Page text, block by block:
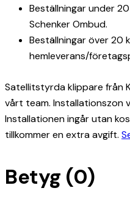
Beställningar under
Schenker Ombud.
Beställningar över 20
hemleverans/
Satellitstyrda klippare från
vårt team. Installationszon
Installationen ingår utan
tillkommer en extra avgift.
Betyg (0)